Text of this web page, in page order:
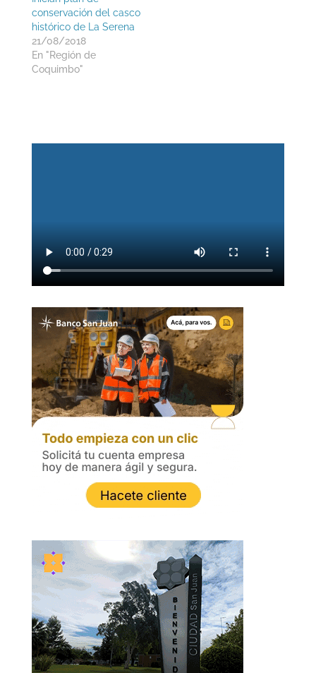
conservación del casco
histórico de La Serena
21/08/2018
En "Región de
Coquimbo"